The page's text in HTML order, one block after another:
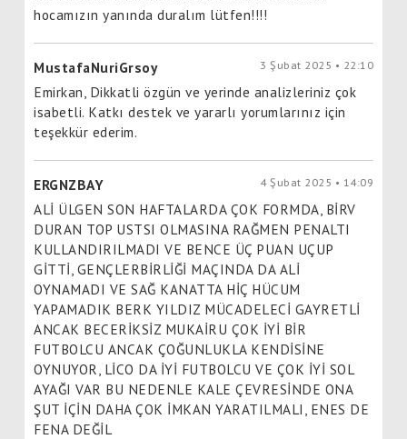
hocamızın yanında duralım lütfen!!!!
MustafaNuriGrsoy 3 Şubat 2025 • 22:10
Emirkan, Dikkatli özgün ve yerinde analizleriniz çok
isabetli. Katkı destek ve yararlı yorumlarınız için
teşekkür ederim.
ERGNZBAY 4 Şubat 2025 • 14:09
ALİ ÜLGEN SON HAFTALARDA ÇOK FORMDA, BİRV
DURAN TOP USTSI OLMASINA RAĞMEN PENALTI
KULLANDIRILMADI VE BENCE ÜÇ PUAN UÇUP
GİTTİ, GENÇLERBİRLİĞİ MAÇINDA DA ALİ
OYNAMADI VE SAĞ KANATTA HİÇ HÜCUM
YAPAMADIK BERK YILDIZ MÜCADELECİ GAYRETLİ
ANCAK BECERİKSİZ MUKAİRU ÇOK İYİ BİR
FUTBOLCU ANCAK ÇOĞUNLUKLA KENDİSİNE
OYNUYOR, LİCO DA İYİ FUTBOLCU VE ÇOK İYİ SOL
AYAĞI VAR BU NEDENLE KALE ÇEVRESİNDE ONA
ŞUT İÇİN DAHA ÇOK İMKAN YARATILMALI, ENES DE
FENA DEĞİL